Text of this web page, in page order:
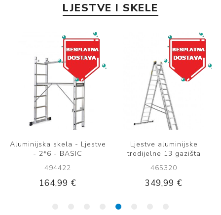
LJESTVE I SKELE
Ljestve aluminijske
trodijelne 13 gazišta
465320
349,99 €
Ljestve aluminijske
trodijelne 9 gazišta
466755
159,00 €